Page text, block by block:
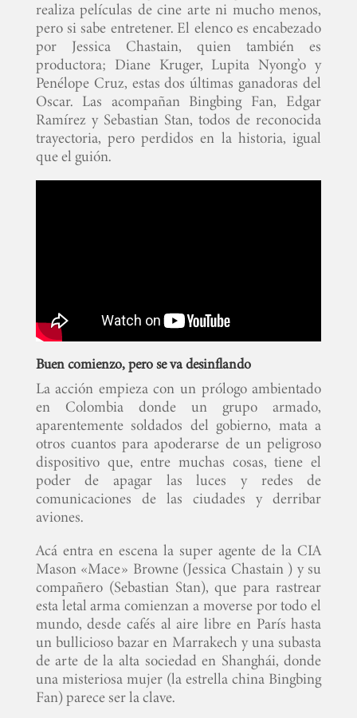
realiza películas de cine arte ni mucho menos,
pero si sabe entretener. El elenco es encabezado
por Jessica Chastain, quien también es
productora; Diane Kruger, Lupita Nyong’o y
Penélope Cruz, estas dos últimas ganadoras del
Oscar. Las acompañan Bingbing Fan, Edgar
Ramírez y Sebastian Stan, todos de reconocida
trayectoria, pero perdidos en la historia, igual
que el guión.
Buen comienzo, pero se va desinflando
La acción empieza con un prólogo ambientado
en Colombia donde un grupo armado,
aparentemente soldados del gobierno, mata a
otros cuantos para apoderarse de un peligroso
dispositivo que, entre muchas cosas, tiene el
poder de apagar las luces y redes de
comunicaciones de las ciudades y derribar
aviones.
Acá entra en escena la super agente de la CIA
Mason «Mace» Browne (Jessica Chastain ) y su
compañero (Sebastian Stan), que para rastrear
esta letal arma comienzan a moverse por todo el
mundo, desde cafés al aire libre en París hasta
un bullicioso bazar en Marrakech y una subasta
de arte de la alta sociedad en Shanghái, donde
una misteriosa mujer (la estrella china Bingbing
Fan) parece ser la clave.